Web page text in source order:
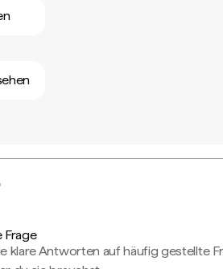
Frage
klare Antworten auf häufig gestellte